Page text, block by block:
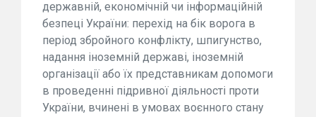
державній, економічній чи інформаційній
безпеці України: перехід на бік ворога в
період збройного конфлікту, шпигунство,
надання іноземній державі, іноземній
організації або їх представникам допомоги
в проведенні підривної діяльності проти
України, вчинені в умовах воєнного стану